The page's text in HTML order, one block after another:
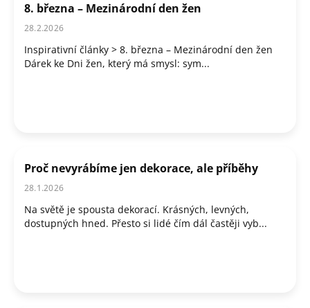
8. března – Mezinárodní den žen
28.2.2026
Inspirativní články > 8. března – Mezinárodní den žen
Dárek ke Dni žen, který má smysl: sym...
Proč nevyrábíme jen dekorace, ale příběhy
28.1.2026
Na světě je spousta dekorací. Krásných, levných,
dostupných hned. Přesto si lidé čím dál častěji vyb...